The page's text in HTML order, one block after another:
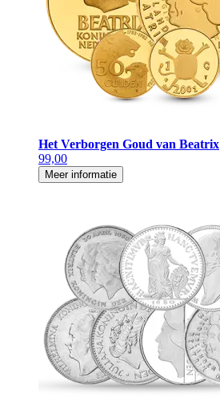
Het Verborgen Goud van Beatrix
99,00
Meer informatie